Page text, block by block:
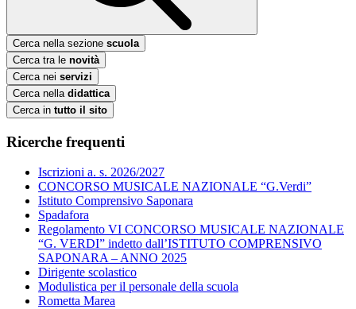
Cerca nella sezione scuola
Cerca tra le novità
Cerca nei servizi
Cerca nella didattica
Cerca in tutto il sito
Ricerche frequenti
Iscrizioni a. s. 2026/2027
CONCORSO MUSICALE NAZIONALE “G.Verdi”
Istituto Comprensivo Saponara
Spadafora
Regolamento VI CONCORSO MUSICALE NAZIONALE
“G. VERDI” indetto dall’ISTITUTO COMPRENSIVO
SAPONARA – ANNO 2025
Dirigente scolastico
Modulistica per il personale della scuola
Rometta Marea